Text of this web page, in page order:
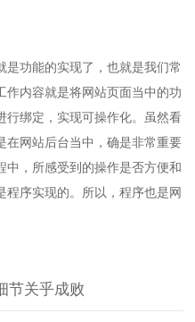
是功能的实现了，也就是我们常
作内容就是将网站页面当中的功
行绑定，实现可操作化。虽然看
在网站后台当中，确是非常重要
中，所感受到的操作是否方便和
程序实现的。所以，程序也是网
节关乎成败